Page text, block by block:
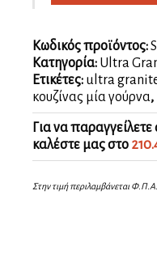
ποσότητα
Κωδικός προϊόντος:
Κατηγορία: Ultra
Ετικέτες: ultra
κουζίνας μία γούρνα,
Για να
καλέστε μας στο
Στην τιμή περιλαμβάνεται